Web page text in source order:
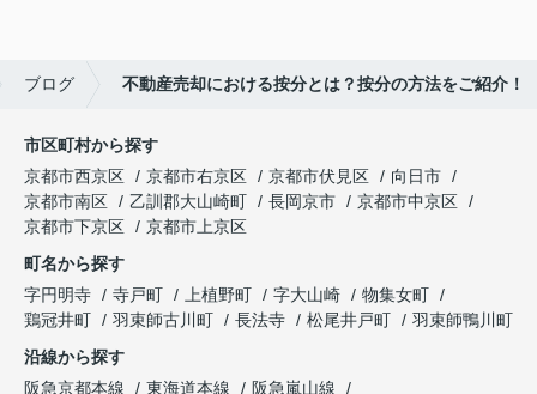
ブログ 不動産売却における按分とは？按分の方法をご紹介！
市区町村から探す
京都市西京区
京都市右京区 京都市伏見区
向日市
京都市南区
乙訓郡大山崎町 長岡京市
京都市中京区
京都市下京区
京都市上京区
町名から探す
字円明寺
寺戸町 上植野町 字大山崎
物集女町
鶏冠井町
羽束師古川町 長法寺 松尾井戸町
羽束師鴨川町
沿線から探す
阪急京都本線
東海道本線
阪急嵐山線